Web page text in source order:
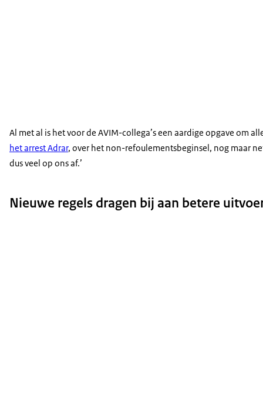
Al met al is het voor de AVIM-collega’s een aardige opgave om
het arrest Adrar, over het non-refoulementsbeginsel, nog maar
dus veel op ons af.’
Nieuwe regels dragen bij aan betere